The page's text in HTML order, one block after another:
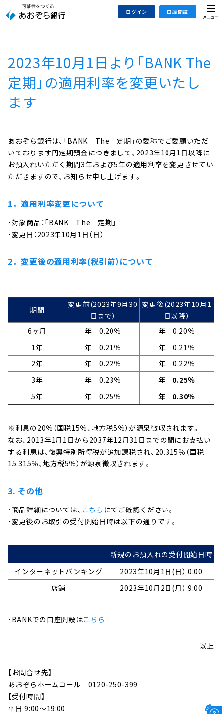
文
ログイン
法人のお客さまはこちら
デビット専用WEB
あおぞら投信インターネットトレード
（あおぞらみらい彩りラップ）
口座開設
あおぞら銀行 投資信託口座・NISA口座開設
メ
ニ
2023年10月1日より「BANK The
定期」の適用利率を変更いたし
ます
あおぞら銀行は、「BANK The 定期」の愛称でご愛顧いただ
いております円定期預金につきまして、2023年10月1日以降に
お預入れいただく期間3年および5年の適用利率を変更させてい
ただきますので、お知らせ申し上げます。
1．適用利率変更について
・対象商品：「BANK The 定期」
・変更日：2023年10月1日（日）
2．変更後の適用利率(税引前）について
期間
変更前(2023年9月30
日まで）
変更後(2023年10月1
日以降）
6ヶ月
年 0.20％
年 0.20％
1年
年 0.21％
年 0.21％
2年
年 0.22％
年 0.22％
3年
年 0.23％
年 0.25％
5年
年 0.25％ 年 0.30％
※利息の20％（国税15％、地方税5％）が源泉徴収されます。
なお、2013年1月1日から2037年12月31日までの間にお支払い
する利息は、復興特別所得税が追加課税され、20.315％（国税
15.315％、地方税5％）が源泉徴収されます。
3. その他
・商品詳細については、 こちら にてご確認ください。
・変更後のお取引の受付開始日時は以下の通りです。
新規のお預入れの受付開始日時
インターネットバンキング
2023年10月1日(日） 0:00
店舗
2023年10月2日(月） 9:00
・BANKでの口座開設はこちら
以上
【お問合せ先】
あおぞらホームコール 0120-250-399
【受付時間】
平日 9:00～19:00